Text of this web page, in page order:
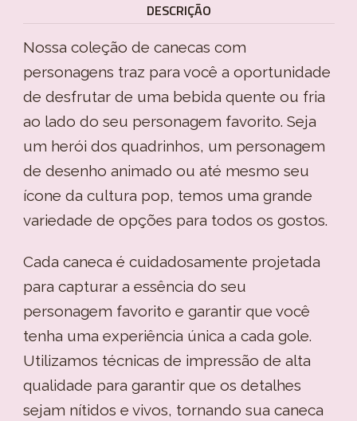
DESCRIÇÃO
Nossa coleção de canecas com
personagens traz para você a oportunidade
de desfrutar de uma bebida quente ou fria
ao lado do seu personagem favorito. Seja
um herói dos quadrinhos, um personagem
de desenho animado ou até mesmo seu
ícone da cultura pop, temos uma grande
variedade de opções para todos os gostos.
Cada caneca é cuidadosamente projetada
para capturar a essência do seu
personagem favorito e garantir que você
tenha uma experiência única a cada gole.
Utilizamos técnicas de impressão de alta
qualidade para garantir que os detalhes
sejam nítidos e vivos, tornando sua caneca